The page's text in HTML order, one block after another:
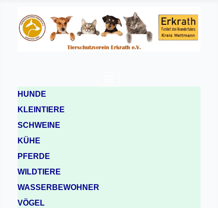
HUNDE
KLEINTIERE
SCHWEINE
KÜHE
PFERDE
WILDTIERE
WASSERBEWOHNER
VÖGEL